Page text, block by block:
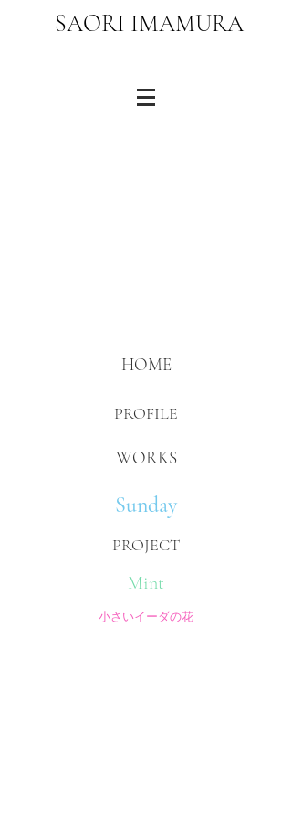
​SAORI IMAMURA
HOME
PROFILE
WORKS
Sunday
PROJECT
Mint
小さいイーダの花